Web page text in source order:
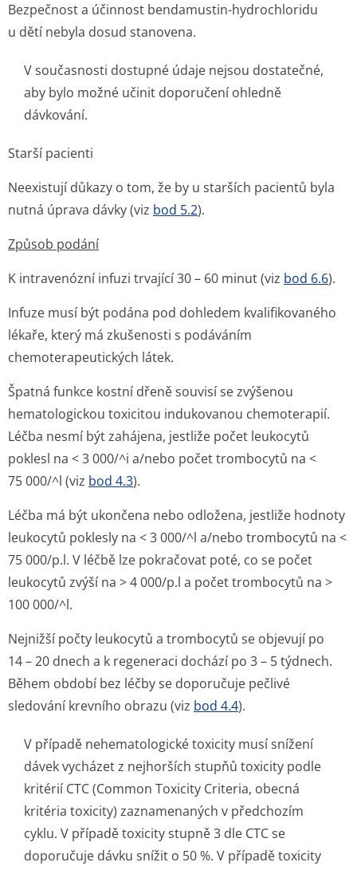
Bezpečnost a účinnost bendamustin-hydrochloridu
u dětí nebyla dosud stanovena.
V současnosti dostupné údaje nejsou dostatečné,
aby bylo možné učinit doporučení ohledně
dávkování.
Starší pacienti
Neexistují důkazy o tom, že by u starších pacientů byla
nutná úprava dávky (viz bod 5.2).
Způsob podání
K intravenózní infuzi trvající 30 – 60 minut (viz bod 6.6).
Infuze musí být podána pod dohledem kvalifikovaného
lékaře, který má zkušenosti s podáváním
chemoterapeutic­kých látek.
Špatná funkce kostní dřeně souvisí se zvýšenou
hematologickou toxicitou indukovanou chemoterapií.
Léčba nesmí být zahájena, jestliže počet leukocytů
poklesl na < 3 000/^i a/nebo počet trombocytů na <
75 000/^l (viz bod 4.3).
Léčba má být ukončena nebo odložena, jestliže hodnoty
leukocytů poklesly na < 3 000/^l a/nebo trombocytů na <
75 000/p.l. V léčbě lze pokračovat poté, co se počet
leukocytů zvýší na > 4 000/p.l a počet trombocytů na >
100 000/^l.
Nejnižší počty leukocytů a trombocytů se objevují po
14 – 20 dnech a k regeneraci dochází po 3 – 5 týdnech.
Během období bez léčby se doporučuje pečlivé
sledování krevního obrazu (viz bod 4.4).
V případě nehematologické toxicity musí snížení
dávek vycházet z nejhorších stupňů toxicity podle
kritérií CTC (Common Toxicity Criteria, obecná
kritéria toxicity) zaznamenaných v předchozím
cyklu. V případě toxicity stupně 3 dle CTC se
doporučuje dávku snížit o 50 %. V případě toxicity